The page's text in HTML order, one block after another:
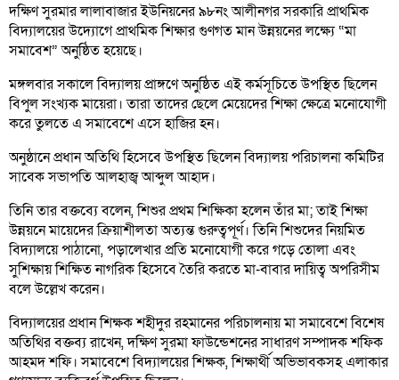
দক্ষিণ সুরমার লালাবাজার ইউনিয়নের ৯৮নং আলীনগর সরকারি প্রাথমিক
বিদ্যালয়ের উদ্যোগে প্রাথমিক শিক্ষার গুণগত মান উন্নয়নের লক্ষ্যে “মা
সমাবেশ” অনুষ্ঠিত হয়েছে।
মঙ্গলবার সকালে বিদ্যালয় প্রাঙ্গণে অনুষ্ঠিত এই কর্মসূচিতে উপস্থিত ছিলেন
বিপুল সংখ্যক মায়েরা। তারা তাদের ছেলে মেয়েদের শিক্ষা ক্ষেত্রে মনোযোগী
করে তুলতে এ সমাবেশে এসে হাজির হন।
অনুষ্ঠানে প্রধান অতিথি হিসেবে উপস্থিত ছিলেন বিদ্যালয় পরিচালনা কমিটির
সাবেক সভাপতি আলহাজ্ব আব্দুল আহাদ।
তিনি তার বক্তব্যে বলেন, শিশুর প্রথম শিক্ষিকা হলেন তাঁর মা; তাই শিক্ষা
উন্নয়নে মায়েদের ক্রিয়াশীলতা অত্যন্ত গুরুত্বপূর্ণ। তিনি শিশুদের নিয়মিত
বিদ্যালয়ে পাঠানো, পড়ালেখার প্রতি মনোযোগী করে গড়ে তোলা এবং
সুশিক্ষায় শিক্ষিত নাগরিক হিসেবে তৈরি করতে মা-বাবার দায়িত্ব অপরিসীম
বলে উল্লেখ করেন।
বিদ্যালয়ের প্রধান শিক্ষক শহীদুর রহমানের পরিচালনায় মা সমাবেশে বিশেষ
অতিথির বক্তব্য রাখেন, দক্ষিণ সুরমা ফাউন্ডেশনের সাধারণ সম্পাদক শফিক
আহমদ শফি। সমাবেশে বিদ্যালয়ের শিক্ষক, শিক্ষার্থী অভিভাবকসহ এলাকার